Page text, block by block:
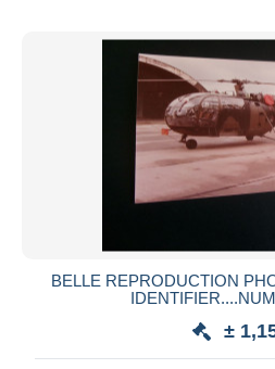
BELLE REPRODUCTION
±